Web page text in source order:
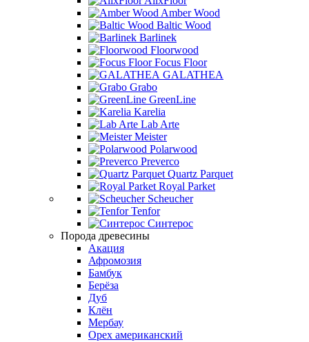
Amber Wood
Baltic Wood
Barlinek
Floorwood
Focus Floor
GALATHEA
Grabo
GreenLine
Karelia
Lab Arte
Meister
Polarwood
Preverco
Quartz Parquet
Royal Parket
Scheucher
Tenfor
Синтерос
Порода древесины
Акация
Афромозия
Бамбук
Берёза
Дуб
Клён
Мербау
Орех американский